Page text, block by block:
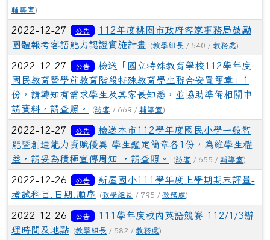
輔導室)
2022-12-27 公告
112年度桃園市政府客家事務局鼓勵
團體報考客語能力認證實施計畫 (教學組長 / 540 / 教務處)
2022-12-27 公告
檢送「國立特殊教育學校112學年度
國民教育暨學前教育階段特殊教育學生聯合安置簡章」1
份，請轉知有需求學生及其家長知悉，並協助準備相關申
請資料，請查照。
(訪客 / 669 / 輔導室)
2022-12-27 公告
檢送本市112學年度國民小學一般智
能暨創造能力資賦優異 學生鑑定簡章各1份，為維學生權
益，請妥為積極宣傳周知 ，請查照。
(訪客 / 655 / 輔導室)
2022-12-26 公告
新屋國小111學年度上學期期末評量-
考試科目.日期.順序
(教學組長 / 795 / 教務處)
2022-12-26 公告
111學年度校內英語競賽-112/1/3辦
理時間及地點
(教學組長 / 582 / 教務處)